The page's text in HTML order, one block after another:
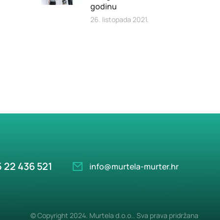
godinu
26. listopada 2021.
22 436 521 info@murtela-murter.hr
© Copyright 2024. Murtela d.o.o.. Sva prava pridržana